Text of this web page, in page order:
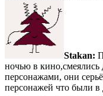
Stakan:
ночью в кино,смеялись
персонажами, они
персонажей что были